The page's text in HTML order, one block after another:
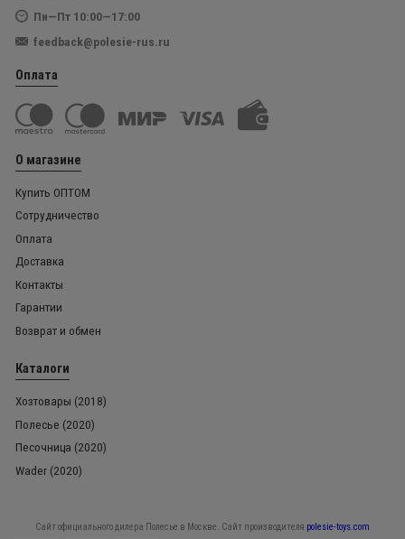
Пн—Пт 10:00—17:00
feedback@polesie-rus.ru
Оплата
О магазине
Купить ОПТОМ
Сотрудничество
Оплата
Доставка
Контакты
Гарантии
Возврат и обмен
Каталоги
Хозтовары (2018)
Полесье (2020)
Песочница (2020)
Wader (2020)
Сайт официального дилера Полесье в Москве. Сайт производителя polesie-toys.com